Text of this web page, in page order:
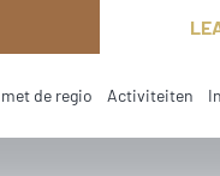
de regio Activiteiten